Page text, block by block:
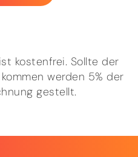
kostenfrei. Sollte der
werden 5% der
gestellt.